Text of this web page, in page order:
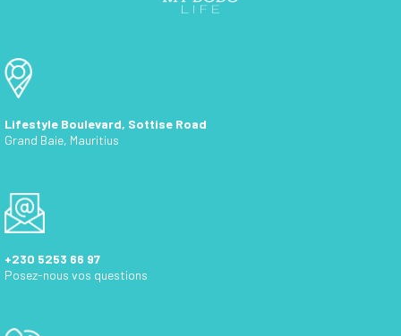
Lifestyle Boulevard, Sottise Road
Grand Baie, Mauritius
+230 5253 66 97
Posez-nous vos questions